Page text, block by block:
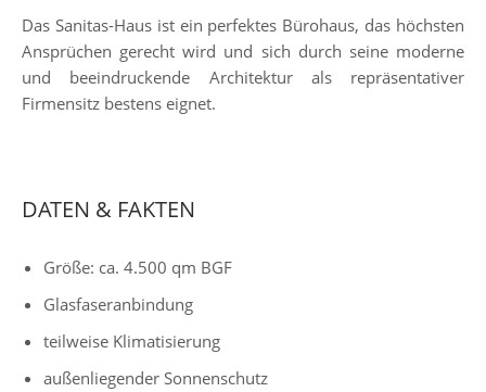
Das Sanitas-Haus ist ein perfektes Bürohaus, das höchsten
Ansprüchen gerecht wird und sich durch seine moderne
und beeindruckende Architektur als repräsentativer
Firmensitz bestens eignet.
DATEN & FAKTEN
Größe: ca. 4.500 qm BGF
Glasfaseranbindung
teilweise Klimatisierung
außenliegender Sonnenschutz